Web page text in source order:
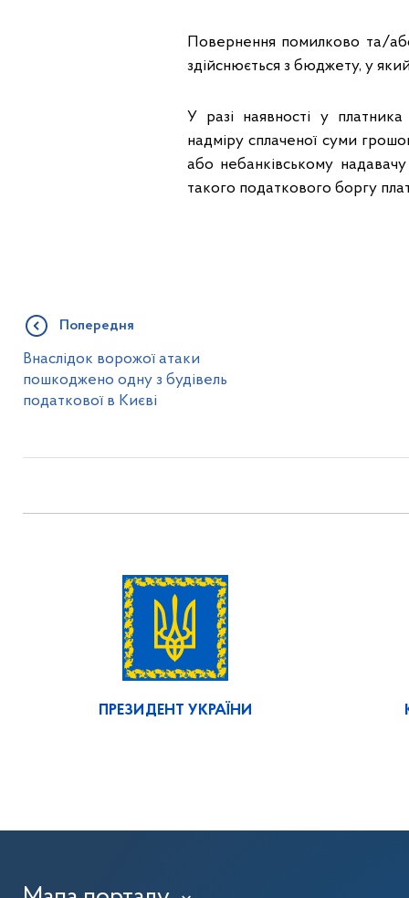
Повернення помилково та/
здійснюється з бюджету, у
У разі наявності у
надміру сплаченої суми
або небанківському
такого податкового боргу
Попередня
Внаслідок ворожої атаки
пошкоджено одну з будівель
податкової в Києві
ПРЕЗИДЕНТ УКРАЇНИ